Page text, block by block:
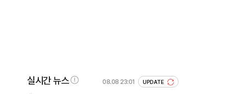
실시간 뉴스 08.08 23:01 UPDATE